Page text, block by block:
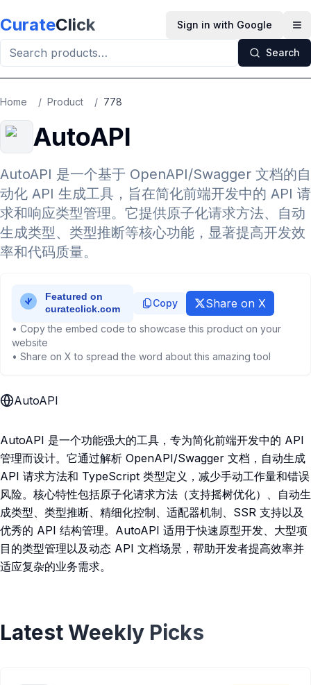
CurateClick Sign in with Google
Search
Home / Product / 778
AutoAPI
AutoAPI 是一个基于 OpenAPI/Swagger 文档的自
动化 API 生成工具，旨在简化前端开发中的 API 请
求和响应类型管理。它提供原子化请求方法、自动
生成类型、类型推断等核心功能，显著提高开发效
率和代码质量。
Copy Share on X
• Copy the embed code to showcase this product on your
website
• Share on X to spread the word about this amazing tool
AutoAPI
AutoAPI 是一个功能强大的工具，专为简化前端开发中的 API
管理而设计。它通过解析 OpenAPI/Swagger 文档，自动生成
API 请求方法和 TypeScript 类型定义，减少手动工作量和错误
风险。核心特性包括原子化请求方法（支持摇树优化）、自动生
成类型、类型推断、精细化控制、适配器机制、SSR 支持以及
优秀的 API 结构管理。AutoAPI 适用于快速原型开发、大型项
目的类型管理以及动态 API 文档场景，帮助开发者提高效率并
适应复杂的业务需求。
Latest Weekly Picks